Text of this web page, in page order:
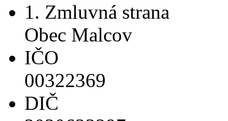
1. Zmluvná strana
Obec Malcov
IČO
00322369
DIČ